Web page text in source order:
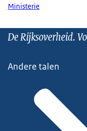
Ministerie
De Rijksoverheid.
Andere talen